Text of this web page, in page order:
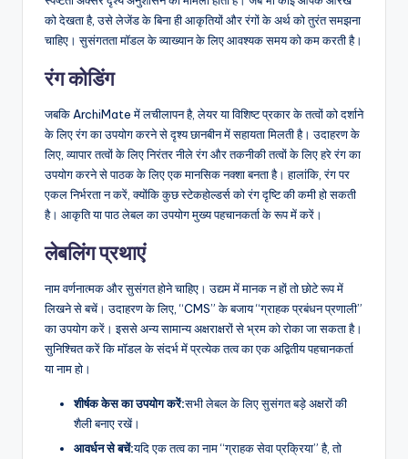
को देखता है, उसे लेजेंड के बिना ही आकृतियों और रंगों के अर्थ को तुरंत समझना
चाहिए। सुसंगतता मॉडल के व्याख्यान के लिए आवश्यक समय को कम करती है।
रंग कोडिंग
जबकि ArchiMate में लचीलापन है, लेयर या विशिष्ट प्रकार के तत्वों को दर्शाने
के लिए रंग का उपयोग करने से दृश्य छानबीन में सहायता मिलती है। उदाहरण के
लिए, व्यापार तत्वों के लिए निरंतर नीले रंग और तकनीकी तत्वों के लिए हरे रंग का
उपयोग करने से पाठक के लिए एक मानसिक नक्शा बनता है। हालांकि, रंग पर
एकल निर्भरता न करें, क्योंकि कुछ स्टेकहोल्डर्स को रंग दृष्टि की कमी हो सकती
है। आकृति या पाठ लेबल का उपयोग मुख्य पहचानकर्ता के रूप में करें।
लेबलिंग प्रथाएं
नाम वर्णनात्मक और सुसंगत होने चाहिए। उद्यम में मानक न हों तो छोटे रूप में
लिखने से बचें। उदाहरण के लिए, “CMS” के बजाय “ग्राहक प्रबंधन प्रणाली”
का उपयोग करें। इससे अन्य सामान्य अक्षराक्षरों से भ्रम को रोका जा सकता है।
सुनिश्चित करें कि मॉडल के संदर्भ में प्रत्येक तत्व का एक अद्वितीय पहचानकर्ता
या नाम हो।
शीर्षक केस का उपयोग करें:सभी लेबल के लिए सुसंगत बड़े अक्षरों की
शैली बनाए रखें।
आवर्धन से बचें:यदि एक तत्व का नाम “ग्राहक सेवा प्रक्रिया” है, तो